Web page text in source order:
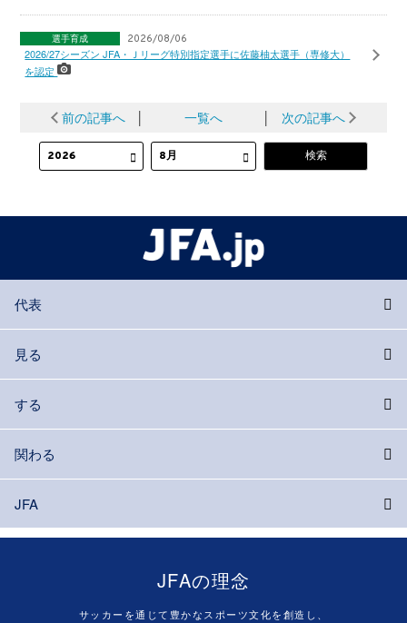
選手育成 2026/08/06
2026/27シーズン JFA・Ｊリーグ特別指定選手に佐藤柚太選手（専修大）
を認定
前の記事へ │ 一覧へ │ 次の記事へ
代表
見る
する
関わる
JFA
JFAの理念
サッカーを通じて豊かなスポーツ文化を創造し、